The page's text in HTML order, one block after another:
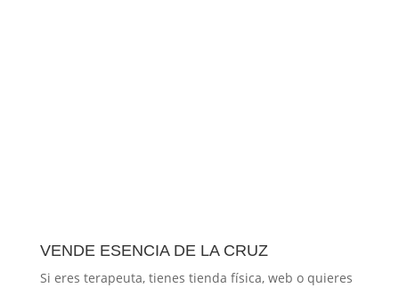
VENDE ESENCIA DE LA CRUZ
Si eres terapeuta, tienes tienda física, web o quieres